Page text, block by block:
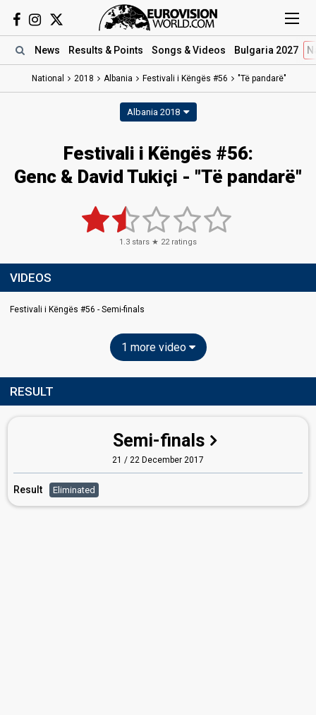
News Results & Points Songs & Videos Bulgaria 2027
National 2018 Albania Festivali i Këngës #56 "Të pandarë"
Albania 2018
Festivali i Këngës #56:
Genc & David Tukiçi - "Të pandarë"
1.3 stars ★ 22ratings
VIDEOS
Festivali i Këngës #56 - Semi-finals
1 more video
RESULT
Semi-finals
21 / 22 December 2017
Result Eliminated